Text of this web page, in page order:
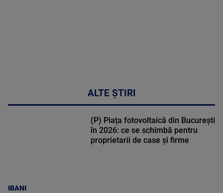
ALTE ȘTIRI
IBANI
(P) Piața fotovoltaică din București
în 2026: ce se schimbă pentru
proprietarii de case și firme